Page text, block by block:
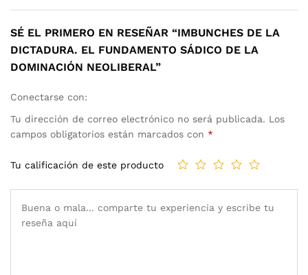
SÉ EL PRIMERO EN RESEÑAR “IMBUNCHES DE LA
DICTADURA. EL FUNDAMENTO SÁDICO DE LA
DOMINACIÓN NEOLIBERAL”
Conectarse con:
Tu dirección de correo electrónico no será publicada. Los
campos obligatorios están marcados con *
Tu calificación de este producto